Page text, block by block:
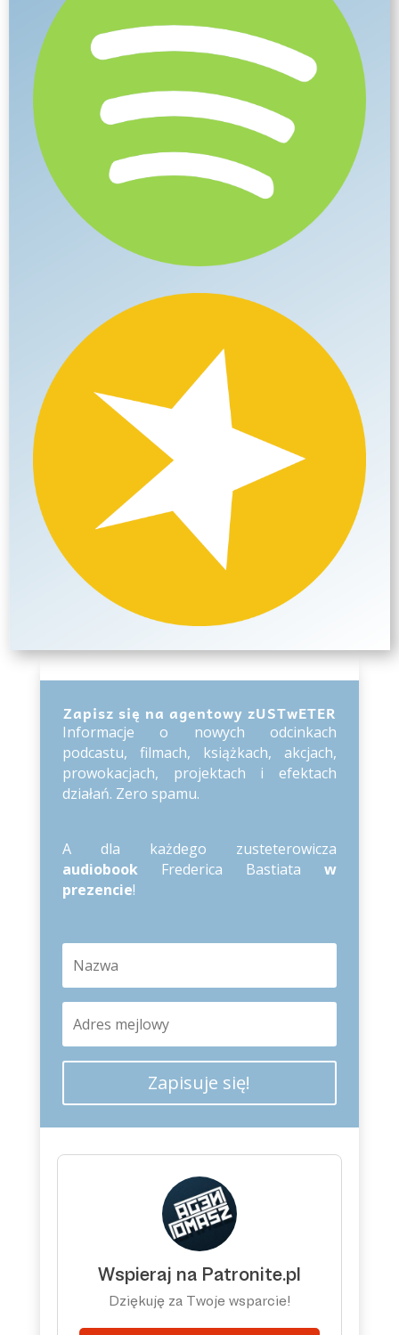
Zapisz się na agentowy zUSTwETER
Informacje o nowych odcinkach
podcastu, filmach, książkach, akcjach,
prowokacjach, projektach i efektach
działań. Zero spamu.
A dla każdego zusteterowicza
audiobookFrederica Bastiataw
prezencie!
Zapisuje się!